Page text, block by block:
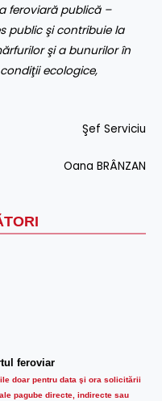
feroviar
doar pentru data şi ora solicitării
pagube directe, indirecte sau
feroviară publică –
public şi contribuie la
şi a bunurilor în
ecologice,
Şef Serviciu
Oana BRÂNZAN